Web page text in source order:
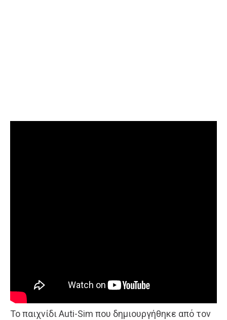
Το παιχνίδι Auti-Sim που δημιουργήθηκε από τον